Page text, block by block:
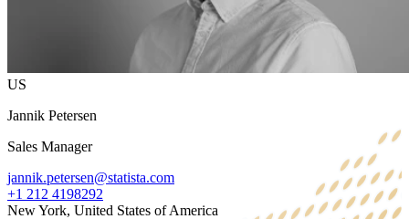
US
Jannik Petersen
Sales Manager
jannik.petersen@statista.com
+1 212 4198292
New York, United States of America